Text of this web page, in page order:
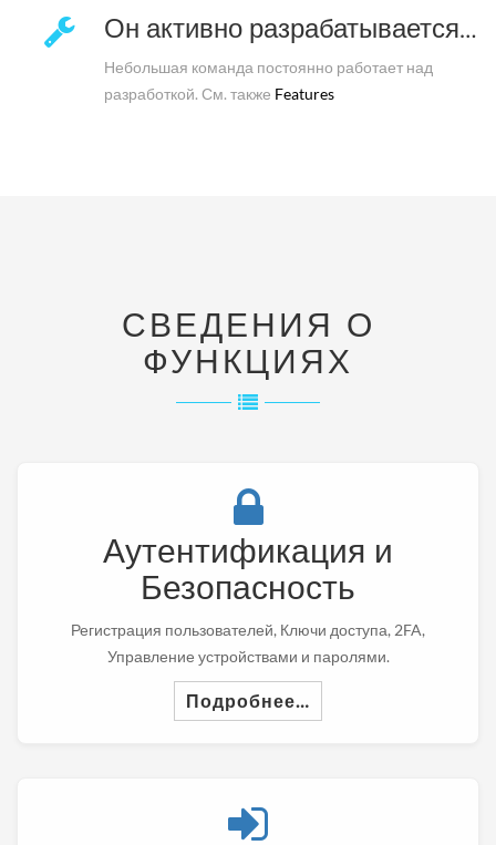
Он активно разрабатывается…
Небольшая команда постоянно работает над
разработкой. См. также Features
СВЕДЕНИЯ О
ФУНКЦИЯХ
Аутентификация и
Безопасность
Регистрация пользователей, Ключи доступа, 2FA,
Управление устройствами и паролями.
Подробнее…